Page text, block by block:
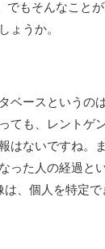
もそんなこと
ょうか。
ベースというの
ても、レントゲ
はないですね。
った人の経過と
、個人を特定